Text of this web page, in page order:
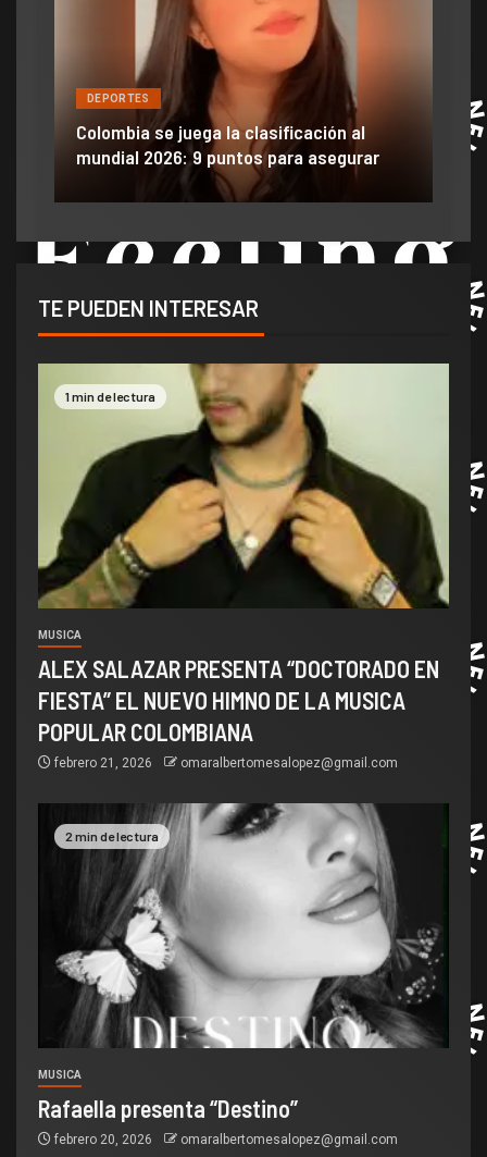
DEPORTES
Colombia se juega la clasificación al
mundial 2026: 9 puntos para asegurar
TE PUEDEN INTERESAR
1 min de lectura
MUSICA
ALEX SALAZAR PRESENTA “DOCTORADO EN
FIESTA” EL NUEVO HIMNO DE LA MUSICA
POPULAR COLOMBIANA
febrero 21, 2026 omaralbertomesalopez@gmail.com
2 min de lectura
MUSICA
Rafaella presenta “Destino”
febrero 20, 2026 omaralbertomesalopez@gmail.com